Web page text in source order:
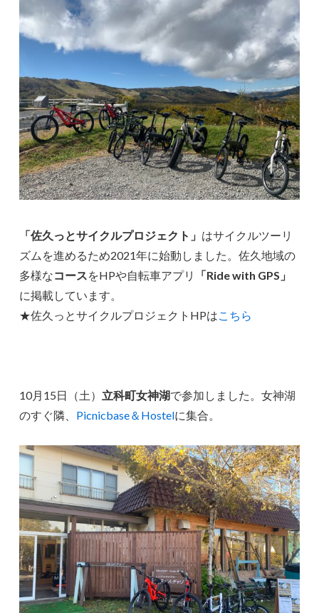
「佐久っとサイクルプロジェクト」 はサイクルツーリ
ズムを進めるため2021年に始動しました。佐久地域の
多様なコースをHPや自転車アプリ
「Ride with GPS」
に掲載しています。
★佐久っとサイクルプロジェクトHPはこちら
10月15日（土） 立科町女神湖で参加しました。女神湖
のすぐ隣、 Picnicbase＆Hostelに集合。